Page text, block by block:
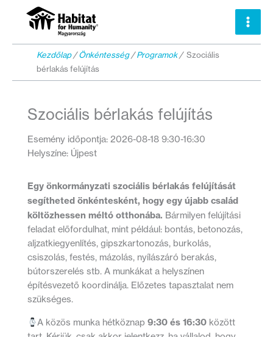
Kezdőlap/Önkéntesség/Programok/ Szociális
bérlakás felújítás
Szociális bérlakás felújítás
Esemény időpontja: 2026-08-18 9:30-16:30
Helyszíne: Újpest
Egy önkormányzati szociális bérlakás felújítását
segítheted önkéntesként, hogy egy újabb család
költözhessen méltó otthonába. Bármilyen felújítási
feladat előfordulhat, mint például: bontás, betonozás,
aljzatkiegyenlítés, gipszkartonozás, burkolás,
csiszolás, festés, mázolás, nyílászáró berakás,
bútorszerelés stb. A munkákat a helyszínen
építésvezető koordinálja. Előzetes tapasztalat nem
szükséges.
A közös munka hétköznap9:30 és 16:30 között